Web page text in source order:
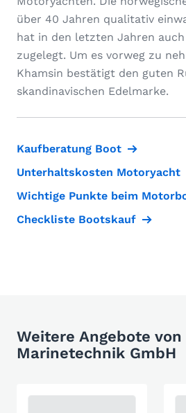
über 40 Jahren qualitativ
hat in den letzten Jahren
zugelegt. Um es vorweg zu
Khamsin bestätigt den guten
skandinavischen Edelmarke.
Kaufberatung Boot
Unterhaltskosten Motoryacht
Wichtige Punkte beim
Checkliste Bootskauf
Weitere Angebote von
Marinetechnik GmbH